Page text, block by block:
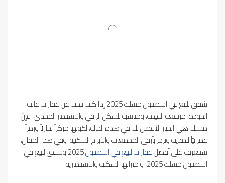
شقق للبيع في اسطنبول مسلك 2025 إذا كنت تبحث عن عقارات عالية
الجودة، مرتفعة القيمة، ومناسبة للسكن الراقي والاستثمار المجدي، فإنّ
مسلك هي الخيار الأفضل لك في هذه الحالة، لكونها مركزاً تجاريّاً ورمزاً
عمرانيّاً للمدينة وتزخر بأرقى المجمعات والأبراج السكنية. وفي هذا المقال،
سنتعرف على أفضلعقارات للبيع في اسطنبول
2025 وشقق للبيع في
اسطنبول مسلك 2025، و ميزاتها السكنية والاستثمارية.